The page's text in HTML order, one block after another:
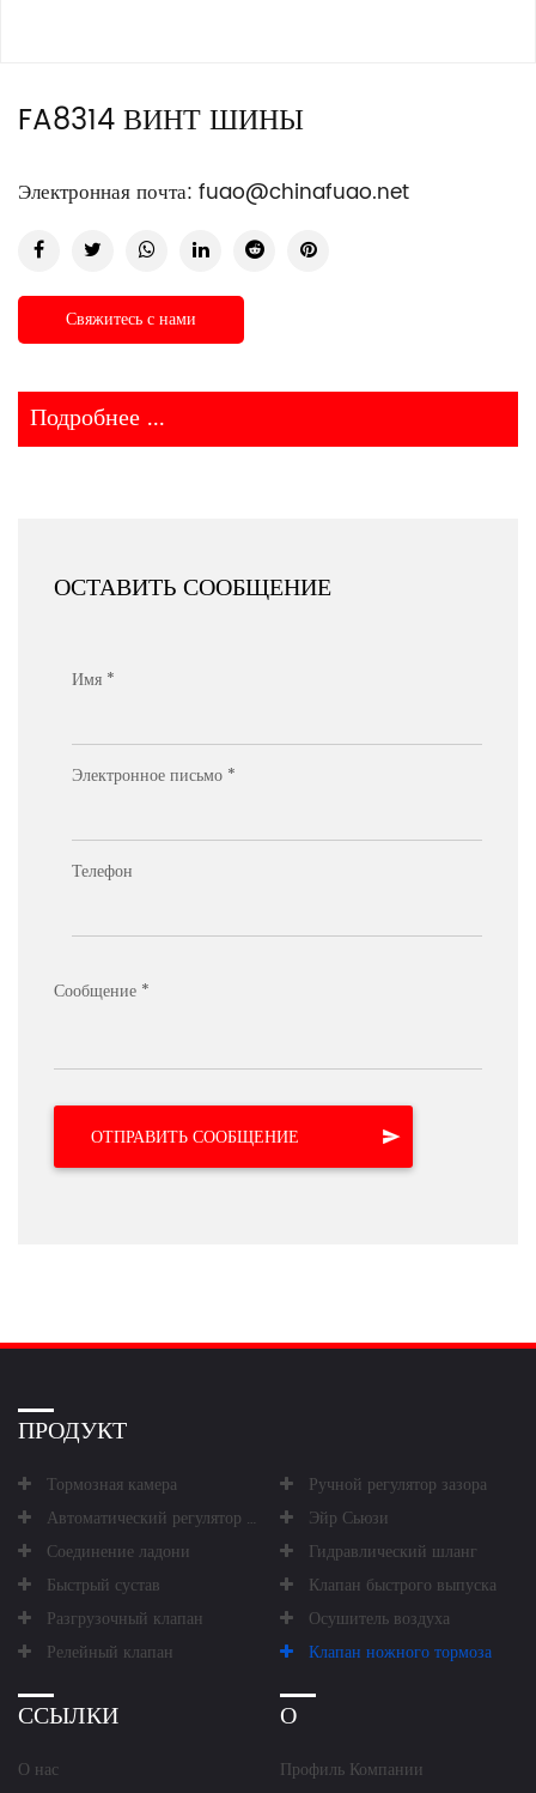
FA8314 ВИНТ ШИНЫ
Электронная почта: fuao@chinafuao.net
Свяжитесь с нами
Подробнее ...
ОСТАВИТЬ СООБЩЕНИЕ
Имя *
Электронное письмо *
Телефон
Сообщение *
ПРОДУКТ
Тормозная камера
Ручной регулятор зазора
Автоматический регулятор зазора
Эйр Сьюзи
Соединение ладони
Гидравлический шланг
Быстрый сустав
Клапан быстрого выпуска
Разгрузочный клапан
Осушитель воздуха
Релейный клапан
Клапан ножного тормоза
ССЫЛКИ
О нас
О
Профиль Компании